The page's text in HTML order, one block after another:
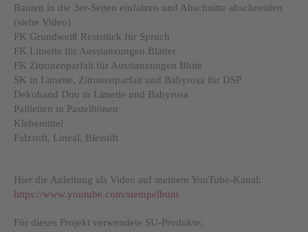
Rauten in die 3er-Seiten einfalzen und Abschnitte abschneiden
(siehe Video)
FK Grundweiß Reststück für Spruch
FK Limette für Ausstanzungen Blätter
FK Zitronenparfait für Ausstanzungen Blüte
SK in Limette, Zitronenparfait und Babyrosa für DSP
Dekoband Duo in Limette und Babyrosa
Pailletten in Pastelltönen
Klebemittel
Falzstift, Lineal, Bleistift
Hier die Anleitung als Video auf meinem YouTube-Kanal:
https://www.youtube.com/stempelbunt
Für dieses Projekt verwendete SU-Produkte: